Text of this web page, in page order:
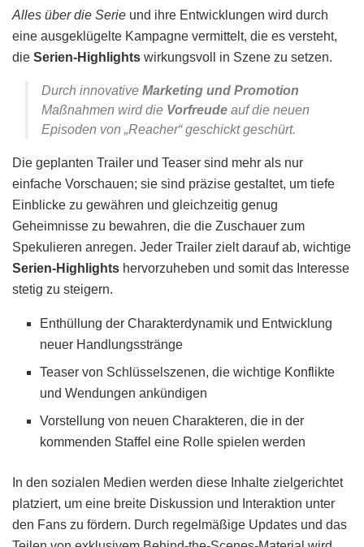
Alles über die Serie und ihre Entwicklungen wird durch
eine ausgeklügelte Kampagne vermittelt, die es versteht,
die Serien-Highlights wirkungsvoll in Szene zu setzen.
Durch innovative Marketing und Promotion
Maßnahmen wird die Vorfreude auf die neuen
Episoden von „Reacher“ geschickt geschürt.
Die geplanten Trailer und Teaser sind mehr als nur
einfache Vorschauen; sie sind präzise gestaltet, um tiefe
Einblicke zu gewähren und gleichzeitig genug
Geheimnisse zu bewahren, die die Zuschauer zum
Spekulieren anregen. Jeder Trailer zielt darauf ab, wichtige
Serien-Highlights hervorzuheben und somit das Interesse
stetig zu steigern.
Enthüllung der Charakterdynamik und Entwicklung
neuer Handlungsstränge
Teaser von Schlüsselszenen, die wichtige Konflikte
und Wendungen ankündigen
Vorstellung von neuen Charakteren, die in der
kommenden Staffel eine Rolle spielen werden
In den sozialen Medien werden diese Inhalte zielgerichtet
platziert, um eine breite Diskussion und Interaktion unter
den Fans zu fördern. Durch regelmäßige Updates und das